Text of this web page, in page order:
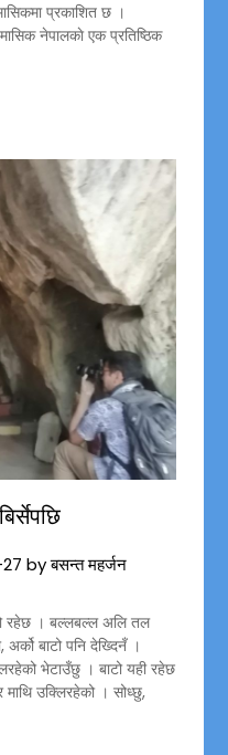
प्रकाशित छ ।
नेपालकाे एक प्रतिष्ठिक
byबसन्त महर्जन
रहेछ । बल्लबल्ल अलि तल
बाटो पनि देख्दिनँ ।
भेटाउँछु । बाटो यही रहेछ
माथि उक्लिरहेको । सोध्छु,